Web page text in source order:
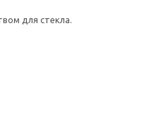
для стекла.